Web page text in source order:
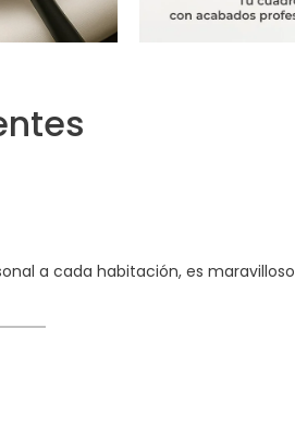
a cada habitación, es maravilloso